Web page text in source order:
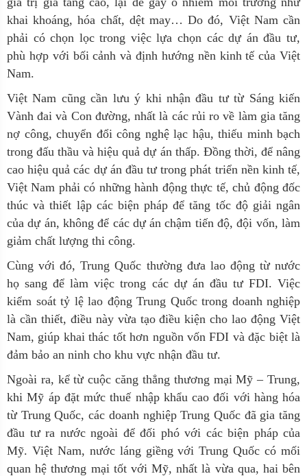
khai khoáng, hóa chất, dệt may… Do đó, Việt Nam cần
phải có chọn lọc trong việc lựa chọn các dự án đầu tư,
phù hợp với bối cảnh và định hướng nền kinh tế của Việt
Nam.
Việt Nam cũng cần lưu ý khi nhận đầu tư từ Sáng kiến
Vành đai và Con đường, nhất là các rủi ro về làm gia tăng
nợ công, chuyển đổi công nghệ lạc hậu, thiếu minh bạch
trong đấu thầu và hiệu quả dự án thấp. Đồng thời, để nâng
cao hiệu quả các dự án đầu tư trong phát triển nền kinh tế,
Việt Nam phải có những hành động thực tế, chủ động đốc
thúc và thiết lập các biện pháp để tăng tốc độ giải ngân
của dự án, không để các dự án chậm tiến độ, đội vốn, làm
giảm chất lượng thi công.
Cùng với đó, Trung Quốc thường đưa lao động từ nước
họ sang để làm việc trong các dự án đầu tư FDI. Việc
kiểm soát tỷ lệ lao động Trung Quốc trong doanh nghiệp
là cần thiết, điều này vừa tạo điều kiện cho lao động Việt
Nam, giúp khai thác tốt hơn nguồn vốn FDI và đặc biệt là
đảm bảo an ninh cho khu vực nhận đầu tư.
Ngoài ra, kể từ cuộc căng thẳng thương mại Mỹ – Trung,
khi Mỹ áp đặt mức thuế nhập khẩu cao đối với hàng hóa
từ Trung Quốc, các doanh nghiệp Trung Quốc đã gia tăng
đầu tư ra nước ngoài để đối phó với các biện pháp của
Mỹ. Việt Nam, nước láng giềng với Trung Quốc có mối
quan hệ thương mại tốt với Mỹ, nhất là vừa qua, hai bên